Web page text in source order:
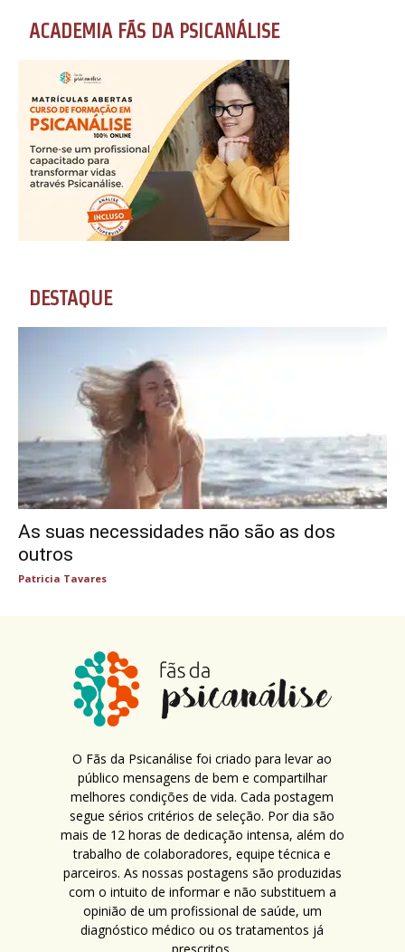
ACADEMIA FÃS DA PSICANÁLISE
DESTAQUE
As suas necessidades não são as dos
outros
Patricia Tavares
O Fãs da Psicanálise foi criado para levar ao
público mensagens de bem e compartilhar
melhores condições de vida. Cada postagem
segue sérios critérios de seleção. Por dia são
mais de 12 horas de dedicação intensa, além do
trabalho de colaboradores, equipe técnica e
parceiros. As nossas postagens são produzidas
com o intuito de informar e não substituem a
opinião de um profissional de saúde, um
diagnóstico médico ou os tratamentos já